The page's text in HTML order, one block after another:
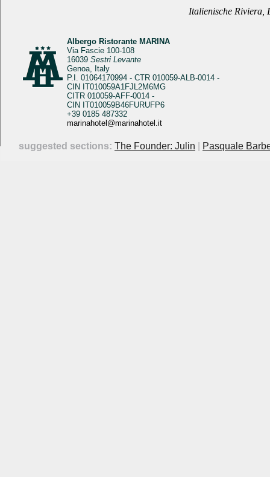
suggested sections: The Founder: Julin Pasquale
Albergo Ristorante MARINA
Via Fascie 100-108
16039 Sestri Levante
Genoa, Italy
P.I. 01064170994 - CTR 010059-ALB-0014 -
CIN IT010059A1FJL2M6MG
CITR 010059-AFF-0014 -
CIN IT010059B46FURUFP6
+39 0185 487332
marinahotel@marinahotel.it
Italienische Riviera,